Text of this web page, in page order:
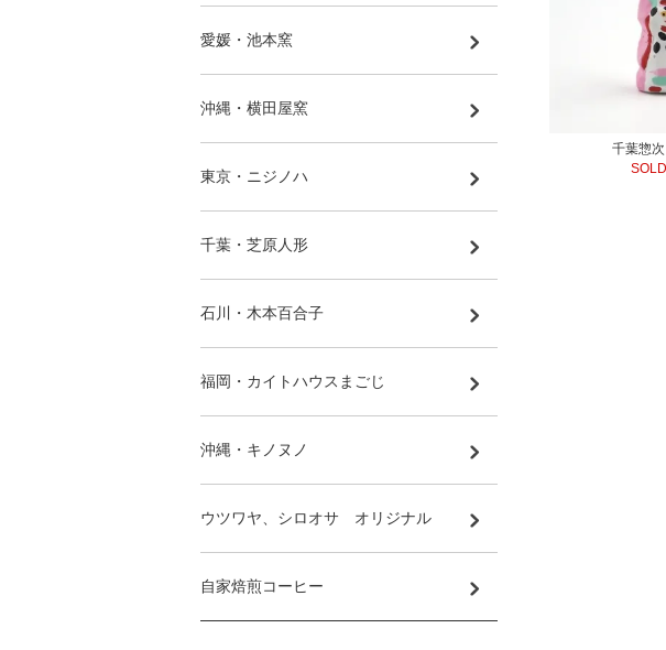
千葉惣
愛媛・池本窯
沖縄・横田屋窯
東京・ニジノハ
千葉・芝原人形
石川・木本百合子
福岡・カイトハウスまごじ
沖縄・キノヌノ
ウツワヤ、シロオサ オリジナル
自家焙煎コーヒー